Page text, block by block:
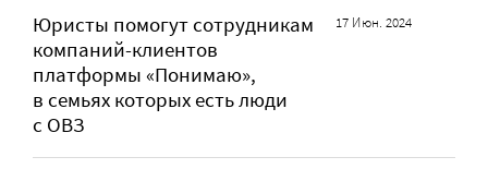
Юристы помогут сотрудникам
компаний-клиентов
платформы «Понимаю»,
в семьях которых есть люди
с ОВЗ
17 Июн. 2024